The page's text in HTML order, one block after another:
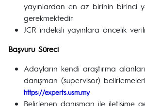
yayınlardan en az birinin birinci
gerekmektedir
JCR indeksli yayınlara öncelik
Başvuru Süreci
Adayların kendi araştırma
danışman (supervisor)
https://experts.usm.my
Belirlenen danışman ile iletişime